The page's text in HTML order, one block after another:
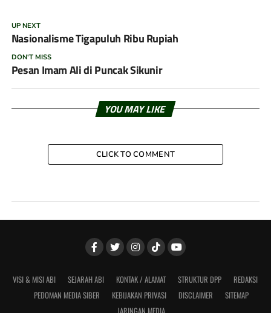
UP NEXT
Nasionalisme Tigapuluh Ribu Rupiah
DON'T MISS
Pesan Imam Ali di Puncak Sikunir
YOU MAY LIKE
CLICK TO COMMENT
VISI & MISI ABI SEJARAH ABI KONTAK / ALAMAT STRUKTUR DPP
REDAKSI
PEDOMAN MEDIA SIBER
KEBIJAKAN PRIVASI DISCLAIMER
SITEMAP
JARINGAN MEDIA